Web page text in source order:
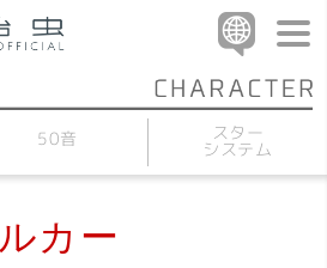
50音 スター
システム
ルカー